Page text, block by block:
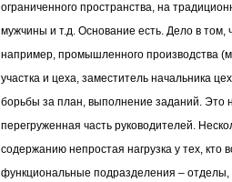
ограниченного пространства, на
мужчины и т.д. Основание есть. Дело в
например, промышленного производства
участка и цеха, заместитель начальника
борьбы за план, выполнение заданий. Это
перегруженная часть руководителей.
содержанию непростая нагрузка у тех, кто
функциональные подразделения –